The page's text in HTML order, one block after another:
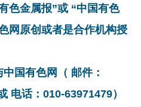
色金属报”或 “中国有色
网原创或者是合作机构授
国有色网（ 邮件：
话：010-63971479）